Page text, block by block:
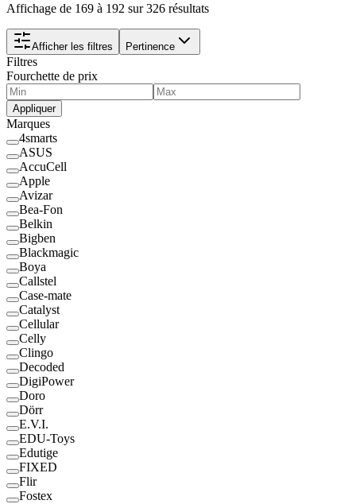
Affichage de 169 à 192 sur 326 résultats
Afficher les filtres Pertinence
Filtres
Fourchette de prix
Appliquer
Marques
4smarts
ASUS
AccuCell
Apple
Avizar
Bea-Fon
Belkin
Bigben
Blackmagic
Boya
Callstel
Case-mate
Catalyst
Cellular
Celly
Clingo
Decoded
DigiPower
Doro
Dörr
E.V.I.
EDU-Toys
Edutige
FIXED
Flir
Fostex